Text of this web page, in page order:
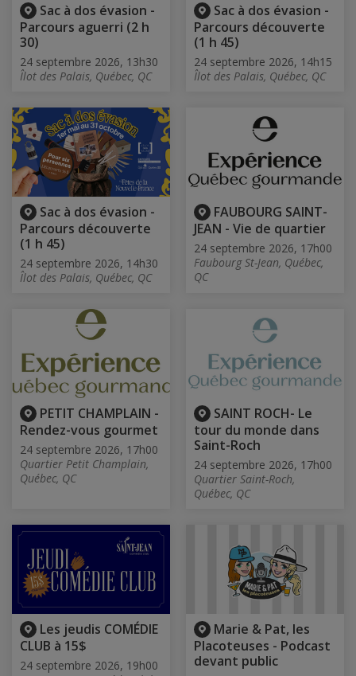
Sac à dos évasion -
Parcours aguerri (2 h
30)
24 septembre 2026, 13h30
Îlot des Palais, Québec, QC
Sac à dos évasion -
Parcours découverte
(1 h 45)
24 septembre 2026, 14h15
Îlot des Palais, Québec, QC
Sac à dos évasion -
Parcours découverte
(1 h 45)
24 septembre 2026, 14h30
Îlot des Palais, Québec, QC
FAUBOURG SAINT-
JEAN - Vie de quartier
24 septembre 2026, 17h00
Faubourg St-Jean, Québec,
QC
PETIT CHAMPLAIN -
Rendez-vous gourmet
24 septembre 2026, 17h00
Quartier Petit Champlain,
Québec, QC
SAINT ROCH- Le
tour du monde dans
Saint-Roch
24 septembre 2026, 17h00
Quartier Saint-Roch,
Québec, QC
Les jeudis COMÉDIE
CLUB à 15$
24 septembre 2026, 19h00
Marie & Pat, les
Placoteuses - Podcast
devant public